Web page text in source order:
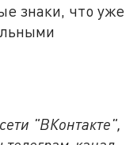
знаки, что уже
"ВКонтакте",